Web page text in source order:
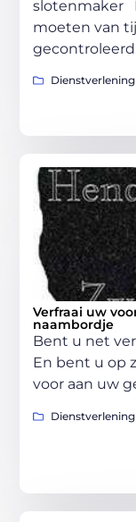
slotenmaker
moeten van
Dienstverlening
Verfraai uw
naambordje
Bent u net
En bent u op
voor aan uw
Dienstverlening